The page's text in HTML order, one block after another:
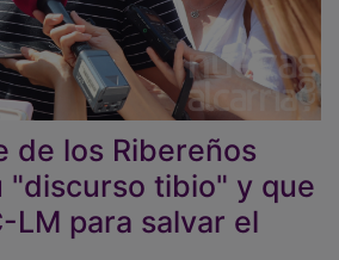
los Ribereños
"discurso tibio" y que
LM para salvar el